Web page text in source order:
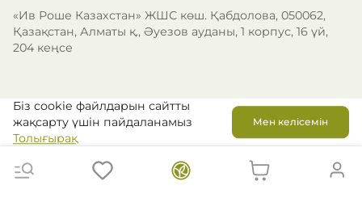
«Ив Роше Казахстан» ЖШС көш. Қабдолова, 050062,
Қазақстан, Алматы қ., Әуезов ауданы, 1 корпус, 16 үй,
204 кеңсе
Біз cookie файлдарын сайтты
жақсарту үшін пайдаланамыз
Толығырақ
Мен келісемін